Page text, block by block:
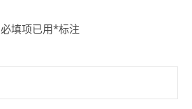
必填项已用*标注